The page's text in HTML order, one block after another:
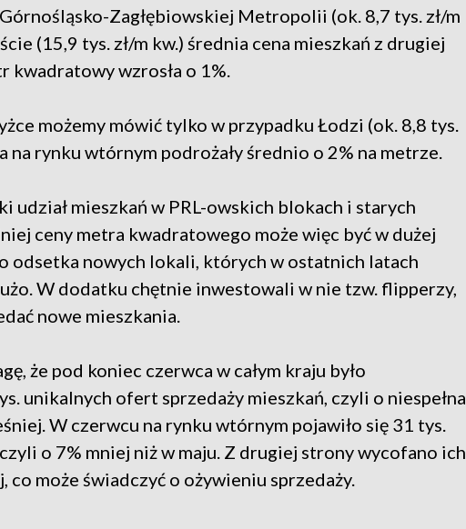
Zagłębiowskiej Metropolii (ok. 8,7 tys. zł/m
(15,9 tys. zł/m kw.) średnia cena mieszkań z drugiej
kwadratowy wzrosła o 1%.
możemy mówić tylko w przypadku Łodzi (ok. 8,8 tys.
na rynku wtórnym podrożały średnio o 2% na metrze.
udział mieszkań w PRL-owskich blokach i starych
ceny metra kwadratowego może więc być w dużej
odsetka nowych lokali, których w ostatnich latach
W dodatku chętnie inwestowali w nie tzw. flipperzy,
nowe mieszkania.
że pod koniec czerwca w całym kraju było
unikalnych ofert sprzedaży mieszkań, czyli o niespełna
W czerwcu na rynku wtórnym pojawiło się 31 tys.
o 7% mniej niż w maju. Z drugiej strony wycofano ich
co może świadczyć o ożywieniu sprzedaży.